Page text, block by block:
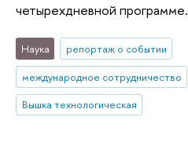
четырехдневной программе.
Наука
репортаж о событии
международное сотрудничество
Вышка технологическая